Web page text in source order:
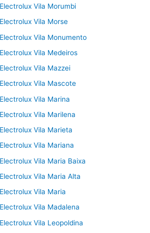
Vila Morumbi
Vila Morse
Vila Monumento
Vila Medeiros
Vila Mazzei
Vila Mascote
Vila Marina
Vila Marilena
Vila Marieta
Vila Mariana
Vila Maria Baixa
Vila Maria Alta
Vila Maria
Vila Madalena
Vila Leopoldina